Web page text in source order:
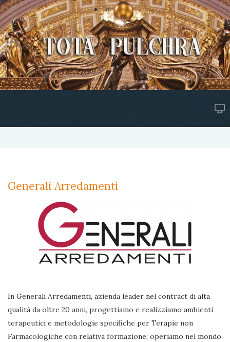
Generali Arredamenti
In Generali Arredamenti, azienda leader nel contract di alta
qualità da oltre 20 anni, progettiamo e realizziamo ambienti
terapeutici e metodologie specifiche per Terapie non
Farmacologiche con relativa formazione; operiamo nel mondo